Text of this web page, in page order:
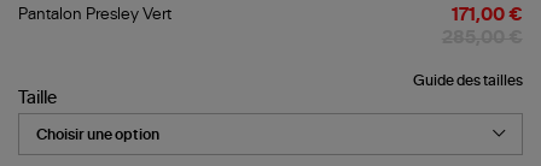
Pantalon
Pantalon Presley Vert 171,00 €
Guide des tailles
Taille